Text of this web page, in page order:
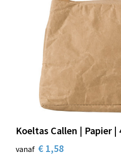
Koeltas Callen | Papier |
vanaf € 1,58